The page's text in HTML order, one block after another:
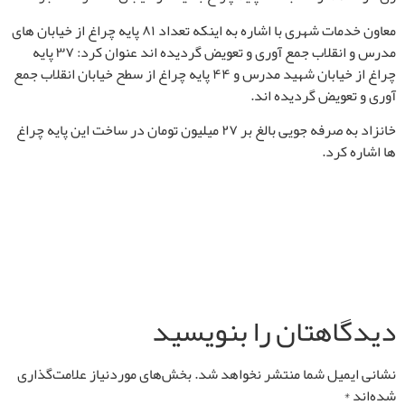
معاون خدمات شهری با اشاره به اینکه تعداد۸۱پایه چراغ از خیابان های
مدرس و انقلاب جمع آوری و تعویض گردیده اند عنوان کرد: ۳۷ پایه
چراغ از خیابان شهید مدرس و ۴۴ پایه چراغ از سطح خیابان انقلاب جمع
آوری و تعویض گردیده اند.
خانزاد به صرفه جویی بالغ بر ۲۷ میلیون تومان در ساخت این پایه چراغ
ها اشاره کرد.
دیدگاهتان را بنویسید
نشانی ایمیل شما منتشر نخواهد شد.بخش‌های موردنیاز علامت‌گذاری
شده‌اند*